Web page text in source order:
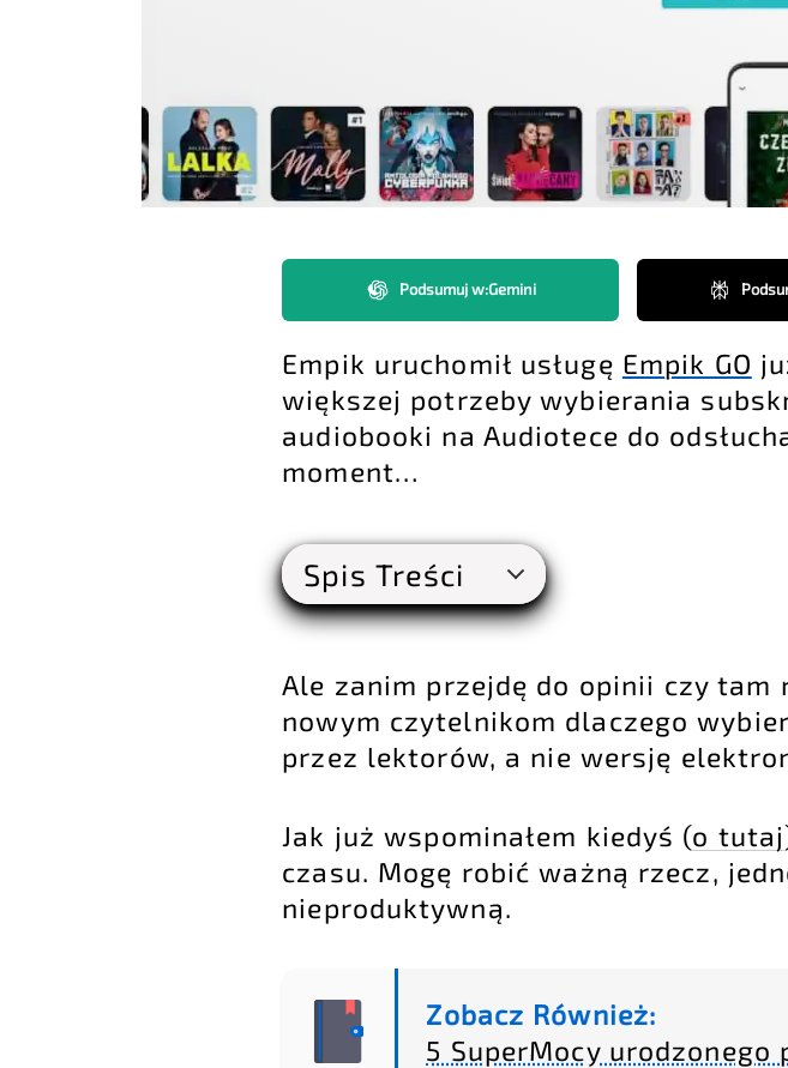
Podsumuj w:Gemini
Empik uruchomił usługę Empik GO
większej potrzeby wybierania
audiobooki na Audiotece do
moment…
Spis Treści
Ale zanim przejdę do opinii czy tam
nowym czytelnikom dlaczego
przez lektorów, a nie wersję
Jak już wspominałem kiedyś (o tutaj
czasu. Mogę robić ważną rzecz,
nieproduktywną.
Zobacz Również:
5 SuperMocy urodzonego